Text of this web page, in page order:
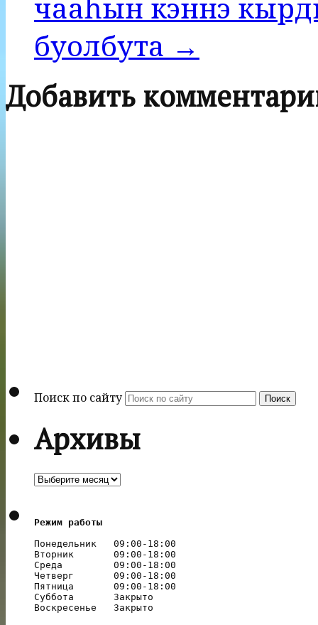
буолбута →
Добавить
Поиск по сайту Поиск
Архивы
Архивы
Режим работы
Понедельник   09:00-18:00
Вторник       09:00-18:00
Среда         09:00-18:00
Четверг       09:00-18:00
Пятница       09:00-18:00
Суббота       Закрыто